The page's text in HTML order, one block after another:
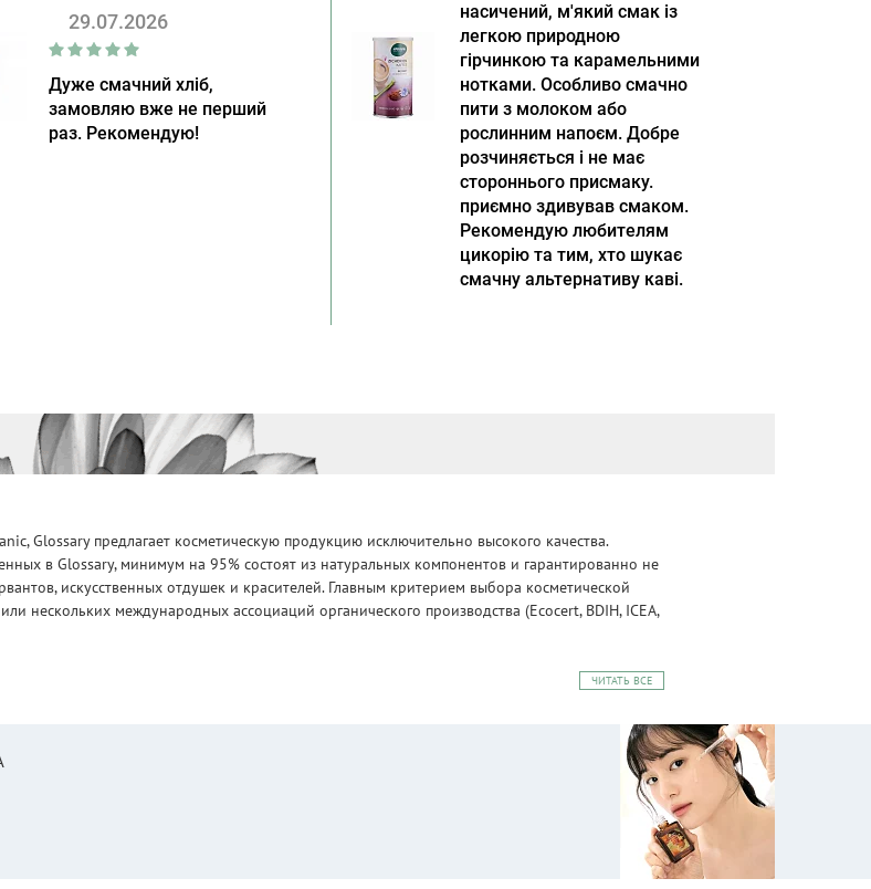
29.07.2026
Дуже смачний хліб,
замовляю вже не перший
раз. Рекомендую!
насичений, м'який смак із
легкою природною
гірчинкою та карамельними
нотками. Особливо смачно
пити з молоком або
рослинним напоєм. Добре
розчиняється і не має
стороннього присмаку.
приємно здивував смаком.
Рекомендую любителям
цикорію та тим, хто шукає
смачну альтернативу каві.
Glossary предлагает косметическую продукцию исключительно высокого качества.
в Glossary, минимум на 95% состоят из натуральных компонентов и гарантированно не
искусственных отдушек и красителей. Главным критерием выбора косметической
нескольких международных ассоциаций органического производства (Ecocert, BDIH, ICEA,
ЧИТАТЬ ВСЕ